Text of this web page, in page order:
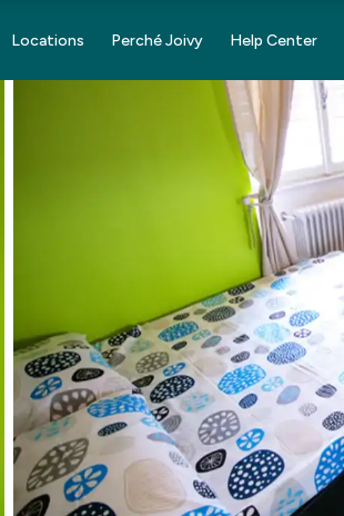
Locations Perché Joivy Help Center